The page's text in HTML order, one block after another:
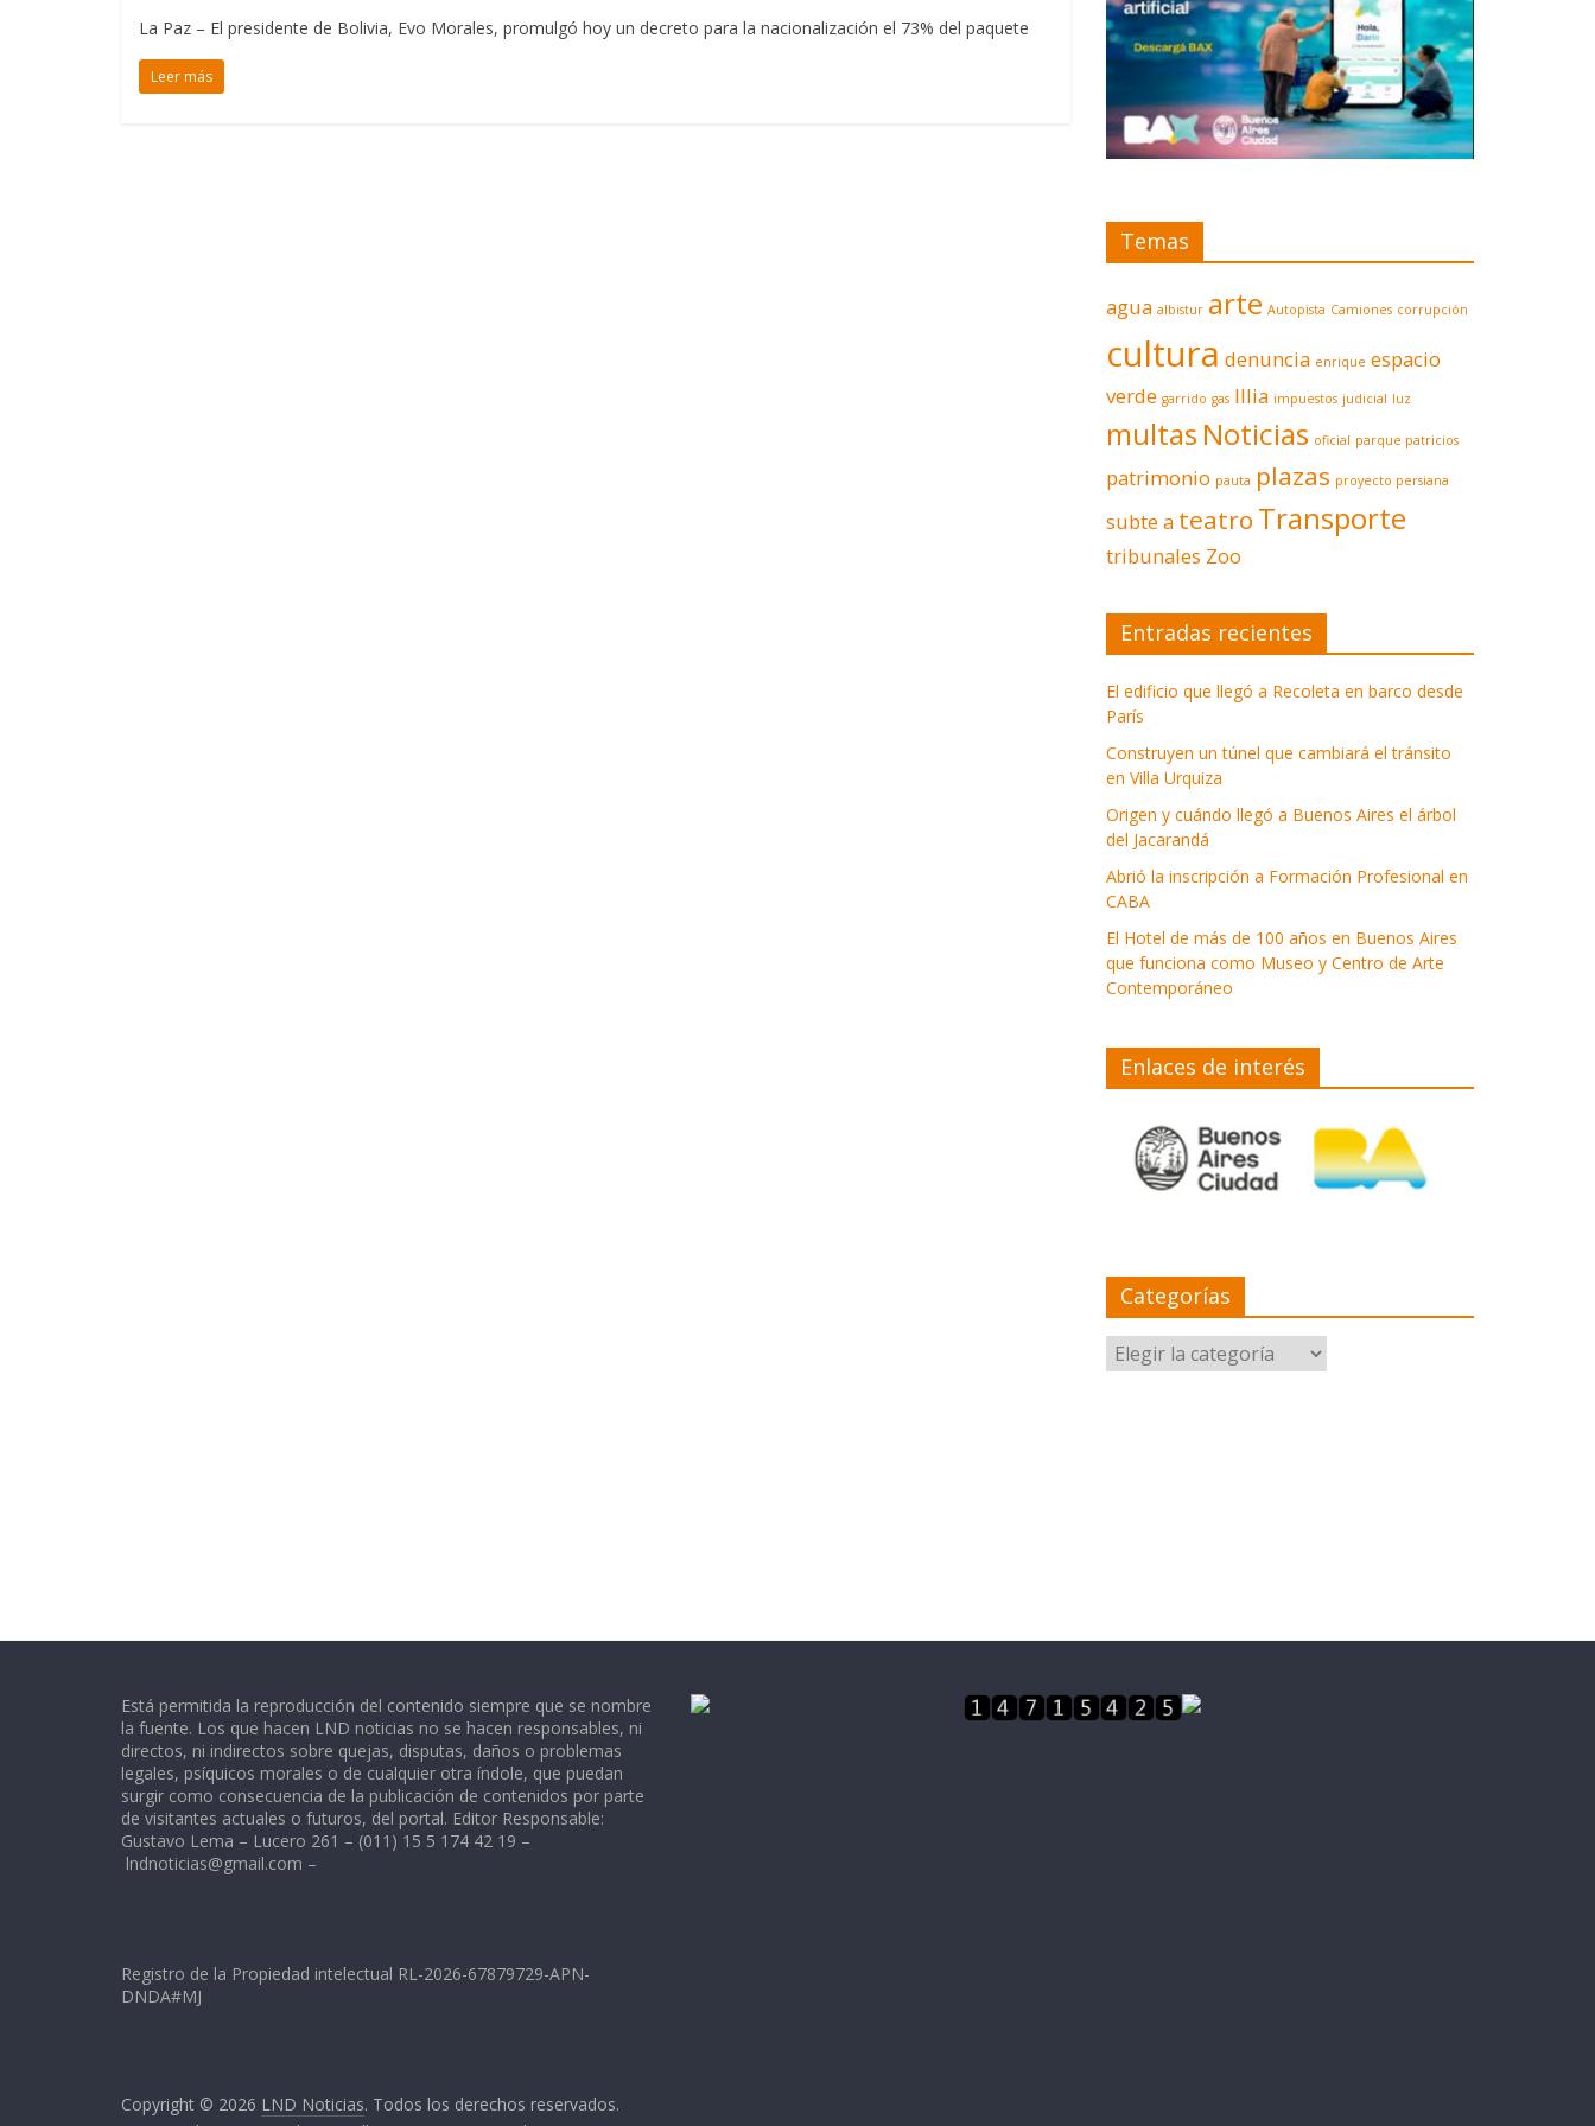
La Paz – El presidente de Bolivia, Evo Morales, promulgó hoy un decreto para la nacionalización el 73% del paquete
Leer más
Temas
agua albistur arte Autopista Camiones corrupción
cultura denuncia enrique espacio
verde garrido gas Illia impuestos judicial luz
multas Noticias oficial parque patricios
patrimonio pauta plazas proyecto persiana
subte a teatro Transporte
tribunales Zoo
Entradas recientes
El edificio que llegó a Recoleta en barco desde
París
Construyen un túnel que cambiará el tránsito
en Villa Urquiza
Origen y cuándo llegó a Buenos Aires el árbol
del Jacarandá
Abrió la inscripción a Formación Profesional en
CABA
El Hotel de más de 100 años en Buenos Aires
que funciona como Museo y Centro de Arte
Contemporáneo
Enlaces de interés
Categorías
Categorías
Está permitida la reproducción del contenido siempre que se nombre
la fuente. Los que hacen LND noticias no se hacen responsables, ni
directos, ni indirectos sobre quejas, disputas, daños o problemas
legales, psíquicos morales o de cualquier otra índole, que puedan
surgir como consecuencia de la publicación de contenidos por parte
de visitantes actuales o futuros, del portal. Editor Responsable:
Gustavo Lema – Lucero 261 – (011) 15 5 174 42 19 –
lndnoticias@gmail.com –
Registro de la Propiedad intelectual RL-2026-67879729-APN-
DNDA#MJ
Copyright © 2026 LND Noticias. Todos los derechos reservados.